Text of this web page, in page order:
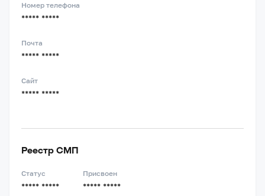
Номер телефона
***** *****
Почта
***** *****
Сайт
***** *****
Реестр СМП
Статус
***** *****
Присвоен
***** *****